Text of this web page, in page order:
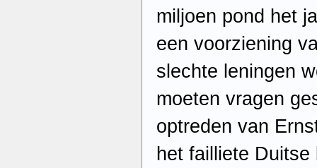
miljoen pond het
een voorziening
slechte leningen
moeten vragen
optreden van
het failliete